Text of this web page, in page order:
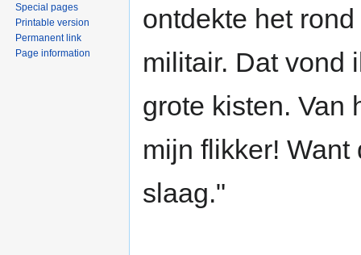
ontdekte het
militair. Dat vond
grote kisten. Van
mijn flikker!
slaag."
Special pages
Printable version
Permanent link
Page information